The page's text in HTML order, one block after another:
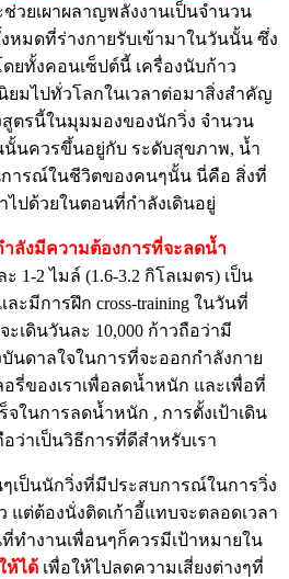
ช่วยเผาผลาญพลังงานเป็นจำนวน
หมดที่ร่างกายรับเข้ามาในวันนั้น ซึ่ง
ยทั้งคอนเซ็ปต์นี้ เครื่องนับก้าว
นิยมไปทั่วโลกในเวลาต่อมาสิ่งสำคัญ
สูตรนี้ในมุมมองของนักวิ่ง จำนวน
นควรขึ้นอยู่กับ ระดับสุขภาพ, น้ำ
ารณ์ในชีวิตของคนๆนั้น นี่คือ สิ่งที่
ปด้วยในตอนที่กำลังเดินอยู่
ลังมีความต้องการที่จะลดน้ำ
1-2 ไมล์ (1.6-3.2 กิโลเมตร) เป็น
มีการฝึก cross-training ในวันที่
ะเดินวันละ 10,000 ก้าวถือว่ามี
นดาลใจในการที่จะออกกำลังกาย
รี่ของเราเพื่อลดน้ำหนัก และเพื่อที่
จในการลดน้ำหนัก , การตั้งเป้าเดิน
ว่าเป็นวิธีการที่ดีสำหรับเรา
เป็นนักวิ่งที่มีประสบการณ์ในการวิ่ง
แต่ต้องนั่งติดเก้าอี้แทบจะตลอดเวลา
ทำงานเพื่อนๆก็ควรมีเป้าหมายใน
ห้ได้ เพื่อให้ไปลดความเสี่ยงต่างๆที่